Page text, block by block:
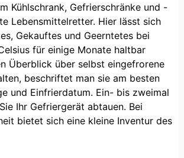
Kühlschrank, Gefrierschränke und -
Lebensmittelretter. Hier lässt sich
Gekauftes und Geerntetes bei
für einige Monate haltbar
Überblick über selbst eingefrorene
beschriftet man sie am besten
und Einfrierdatum. Ein- bis zweimal
Ihr Gefriergerät abtauen. Bei
bietet sich eine kleine Inventur des